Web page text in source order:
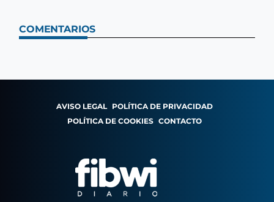
COMENTARIOS
AVISO LEGAL POLÍTICA DE PRIVACIDAD
POLÍTICA DE COOKIES CONTACTO